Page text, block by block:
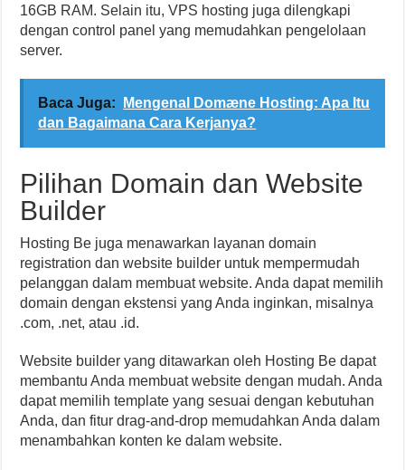
16GB RAM. Selain itu, VPS hosting juga dilengkapi
dengan control panel yang memudahkan pengelolaan
server.
Baca Juga:
Mengenal Domæne Hosting: Apa Itu
dan Bagaimana Cara Kerjanya?
Pilihan Domain dan Website
Builder
Hosting Be juga menawarkan layanan domain
registration dan website builder untuk mempermudah
pelanggan dalam membuat website. Anda dapat memilih
domain dengan ekstensi yang Anda inginkan, misalnya
.com, .net, atau .id.
Website builder yang ditawarkan oleh Hosting Be dapat
membantu Anda membuat website dengan mudah. Anda
dapat memilih template yang sesuai dengan kebutuhan
Anda, dan fitur drag-and-drop memudahkan Anda dalam
menambahkan konten ke dalam website.